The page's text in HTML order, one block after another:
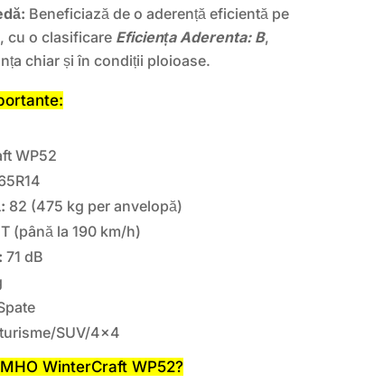
Beneficiază de o aderență eficientă pe
cu o clasificare Eficiența Aderenta: B,
chiar și în condiții ploioase.
WP52
82 (475 kg per anvelopă)
T (până la 190 km/h)
71 dB
SUV/4×4
WinterCraft WP52?